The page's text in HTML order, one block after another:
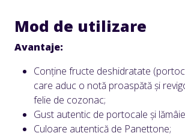
Mod de utilizare
Avantaje:
Conține fructe deshidratate
care aduc o notă proaspătă și
felie de cozonac;
Gust autentic de portocale și
Culoare autentică de Panettone;